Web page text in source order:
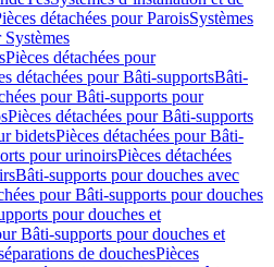
détachées pour ParoisSystèmes
Systèmes
Pièces détachées pour
détachées pour Bâti-supportsBâti-
pour Bâti-supports pour
Pièces détachées pour Bâti-supports
bidetsPièces détachées pour Bâti-
pour urinoirsPièces détachées
Bâti-supports pour douches avec
pour Bâti-supports pour douches
pour douches et
Bâti-supports pour douches et
de douchesPièces